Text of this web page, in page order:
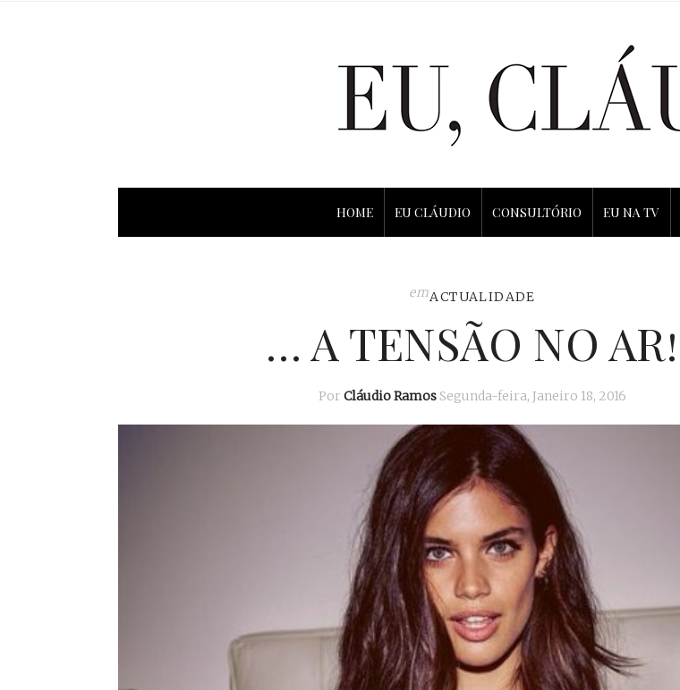
HOME EU CLÁUDIO CONSULTÓRIO EU NA TV
emACTUALIDADE
… A TENSÃO NO AR!
Por Cláudio Ramos Segunda-feira, Janeiro 18, 2016